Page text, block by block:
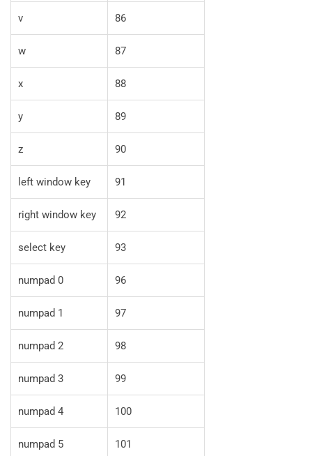
v 86
w 87
x 88
y 89
z 90
left window key 91
right window key 92
select key 93
numpad 0 96
numpad 1 97
numpad 2 98
numpad 3 99
numpad 4 100
numpad 5 101